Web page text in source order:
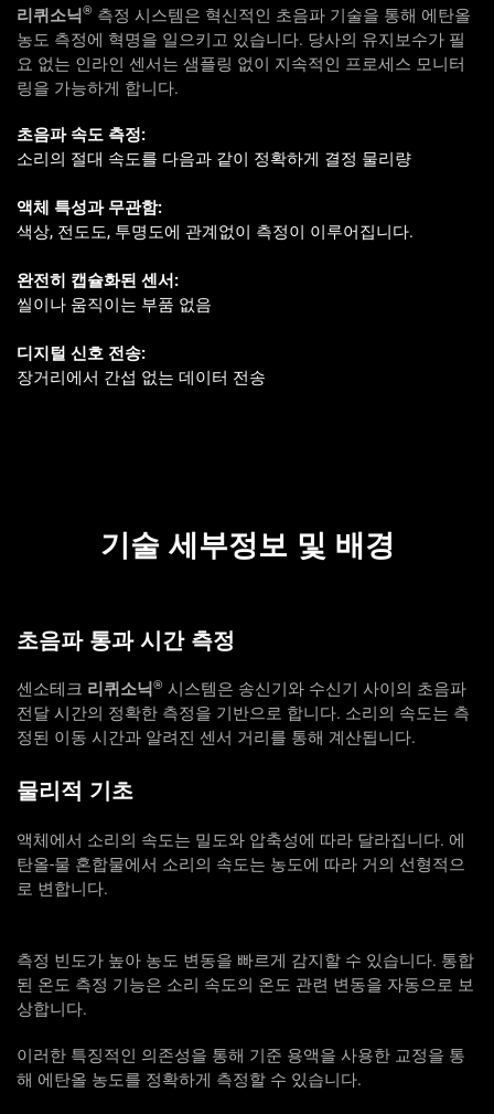
리퀴소닉® 측정 시스템은 혁신적인 초음파 기술을 통해 에탄올
농도 측정에 혁명을 일으키고 있습니다. 당사의 유지보수가 필
요 없는 인라인 센서는 샘플링 없이 지속적인 프로세스 모니터
링을 가능하게 합니다.
초음파 속도 측정:
소리의 절대 속도를 다음과 같이 정확하게 결정 물리량
액체 특성과 무관함:
색상, 전도도, 투명도에 관계없이 측정이 이루어집니다.
완전히 캡슐화된 센서:
씰이나 움직이는 부품 없음
디지털 신호 전송:
장거리에서 간섭 없는 데이터 전송
기술 세부정보 및 배경
초음파 통과 시간 측정
센소테크 리퀴소닉® 시스템은 송신기와 수신기 사이의 초음파
전달 시간의 정확한 측정을 기반으로 합니다. 소리의 속도는 측
정된 이동 시간과 알려진 센서 거리를 통해 계산됩니다.
물리적 기초
액체에서 소리의 속도는 밀도와 압축성에 따라 달라집니다. 에
탄올-물 혼합물에서 소리의 속도는 농도에 따라 거의 선형적으
로 변합니다.
측정 빈도가 높아 농도 변동을 빠르게 감지할 수 있습니다. 통합
된 온도 측정 기능은 소리 속도의 온도 관련 변동을 자동으로 보
상합니다.
이러한 특징적인 의존성을 통해 기준 용액을 사용한 교정을 통
해 에탄올 농도를 정확하게 측정할 수 있습니다.